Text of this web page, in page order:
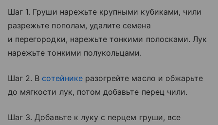
Шаг 1. Груши нарежьте крупными кубиками, чили
разрежьте пополам, удалите семена
и перегородки, нарежьте тонкими полосками. Лук
нарежьте тонкими полукольцами.
Шаг 2. В сотейникеразогрейте масло и обжарьте
до мягкости лук, потом добавьте перец чили.
Шаг 3. Добавьте к луку с перцем груши, все